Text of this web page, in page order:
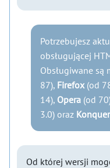
Potrzebujesz
obsługującej
Obsługiwane są
87), Firefox(od
14), Opera (od
3.0) oraz
Od której wersji